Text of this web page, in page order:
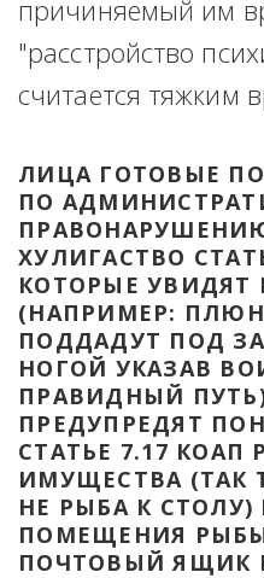
причиняемый им
"расстройство
считается тяжким
ЛИЦА ГОТОВЫЕ
ПО
ХУЛИГАСТВО
КОТОРЫЕ
(НАПРИМЕР:
ПОДДАДУТ ПОД
НОГОЙ УКАЗАВ
ПРАВИДНЫЙ
ПРЕДУПРЕДЯТ
СТАТЬЕ 7.17 КОАП
ИМУЩЕСТВА (ТАК
НЕ РЫБА К СТОЛУ)
ПОМЕЩЕНИЯ
ПОЧТОВЫЙ ЯЩИК